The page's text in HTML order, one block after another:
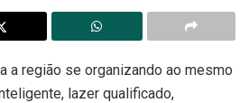
a região se organizando ao mesmo
lazer qualificado,